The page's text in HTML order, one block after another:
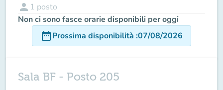
person 1 posto
Non ci sono fasce orarie disponibili per oggi
date_rangeProssima disponibilità :07/08/2026
Sala BF - Posto 205